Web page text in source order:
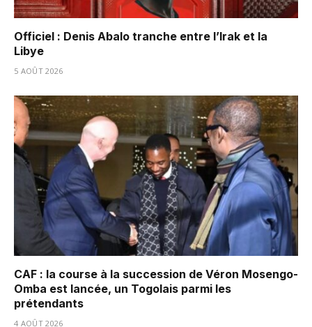
Officiel : Denis Abalo tranche entre l’Irak et la
Libye
5 AOÛT 2026
CAF : la course à la succession de Véron Mosengo-
Omba est lancée, un Togolais parmi les
prétendants
4 AOÛT 2026